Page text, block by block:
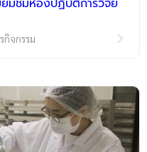
มชมห้องปฏิบัติการวิจัย
กิจกรรม